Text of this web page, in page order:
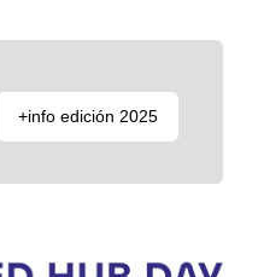
+info edición 2025